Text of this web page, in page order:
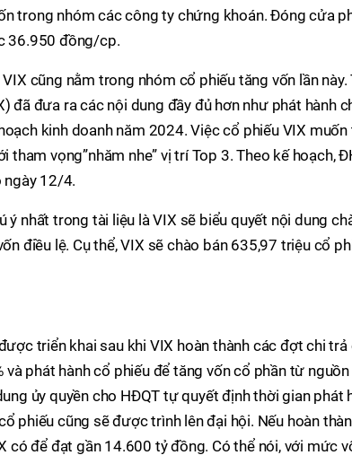
trong nhóm các công ty chứng khoán. Đóng cửa
36.950 đồng/cp.
cũng nằm trong nhóm cổ phiếu tăng vốn lần
đã đưa ra các nội dung đầy đủ hơn như phát hành
kinh doanh năm 2024. Việc cổ phiếu VIX
tham vọng”nhăm nhe” vị trí Top 3. Theo kế hoạch,
ngày 12/4.
ý nhất trong tài liệu là VIX sẽ biểu quyết nội dung
điều lệ. Cụ thể, VIX sẽ chào bán 635,97 triệu cổ
triển khai sau khi VIX hoàn thành các đợt chi
và phát hành cổ phiếu để tăng vốn cổ phần từ
ủy quyền cho HĐQT tự quyết định thời gian phát
phiếu cũng sẽ được trình lên đại hội. Nếu hoàn
có để đạt gần 14.600 tỷ đồng. Có thể nói, với mức